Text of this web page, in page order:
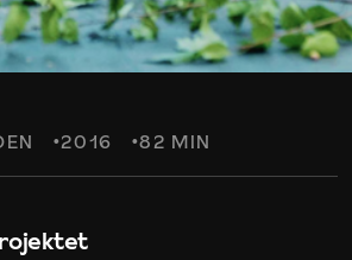
2016 82 MIN